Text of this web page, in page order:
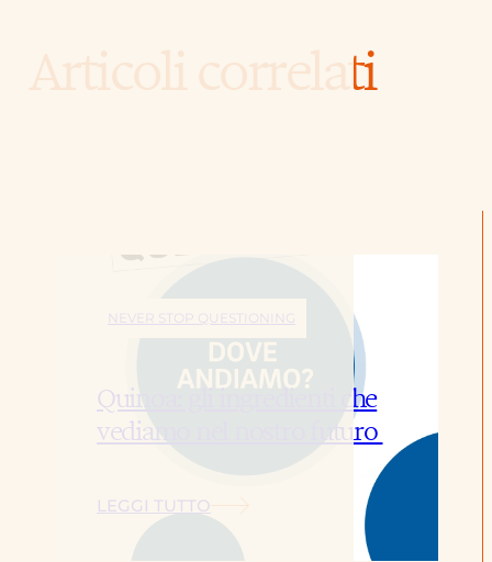
Articoli correlati
NEVER STOP QUESTIONING
Quinoa: gli ingredienti che
vediamo nel nostro futuro
LEGGI TUTTO